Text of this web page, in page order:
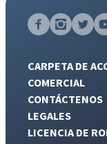
CARPETA DE
COMERCIAL
CONTÁCTENOS
LEGALES
LICENCIA DE